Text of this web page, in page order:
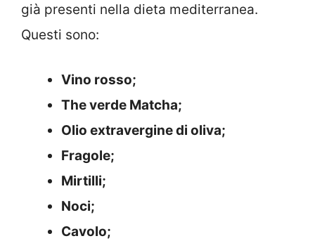
già presenti nella dieta mediterranea.
Questi sono:
Vino rosso;
The verde Matcha;
Olio extravergine di oliva;
Fragole;
Mirtilli;
Noci;
Cavolo;